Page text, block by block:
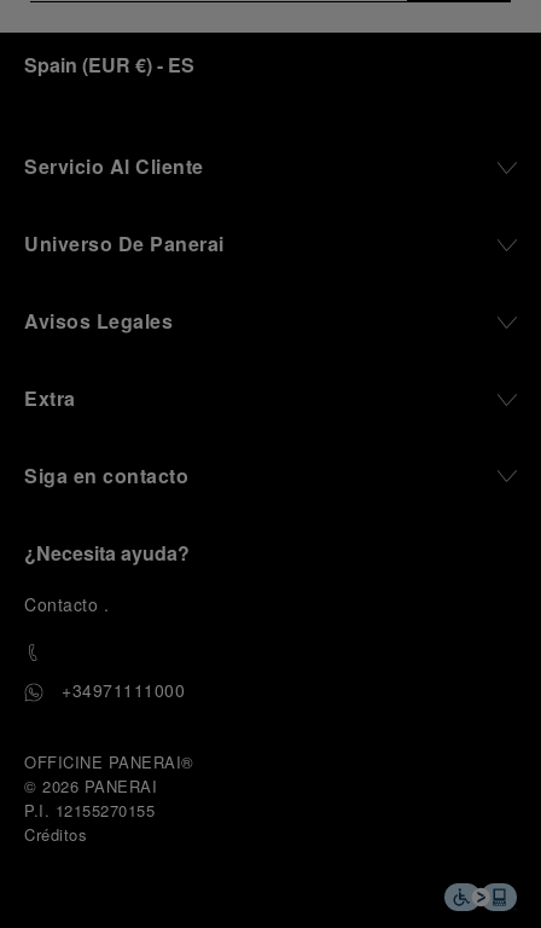
Spain (EUR €)- ES
Servicio Al Cliente
Universo De Panerai
Avisos Legales
Extra
Siga en contacto
¿Necesita ayuda?
Contacto .
+34971111000
OFFICINE PANERAI®
© 2026 PANERAI
P.I. 12155270155
Créditos